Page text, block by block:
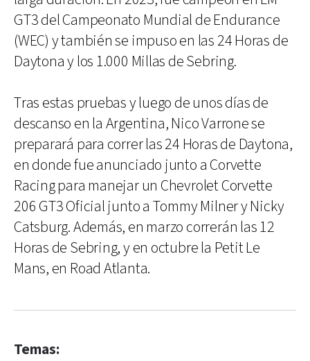
GT3 del Campeonato Mundial de Endurance
(WEC) y también se impuso en las 24 Horas de
Daytona y los 1.000 Millas de Sebring.
Tras estas pruebas y luego de unos días de
descanso en la Argentina, Nico Varrone se
preparará para correr las 24 Horas de Daytona,
en donde fue anunciado junto a Corvette
Racing para manejar un Chevrolet Corvette
206 GT3 Oficial junto a Tommy Milner y Nicky
Catsburg. Además, en marzo correrán las 12
Horas de Sebring, y en octubre la Petit Le
Mans, en Road Atlanta.
Temas: